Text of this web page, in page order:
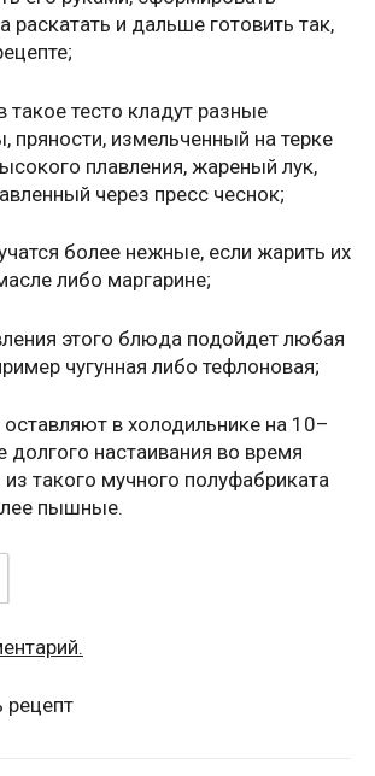
раскатать и дальше готовить так,
такое тесто кладут разные
пряности, измельченный на терке
плавления, жареный лук,
через пресс чеснок;
более нежные, если жарить их
либо маргарине;
этого блюда подойдет любая
чугунная либо тефлоновая;
оставляют в холодильнике на 10–
долгого настаивания во время
такого мучного полуфабриката
пышные.
рецепт